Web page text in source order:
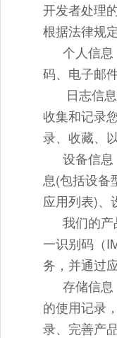
开发者处理
根据法律规
个人信息
码、电子邮
日志信息
收集和记录
录、收藏、
设备信息
息(包括设备
应用列表)、
我们的
一识别码（
务，并通过
存储信息
的使用记录
录、完善产